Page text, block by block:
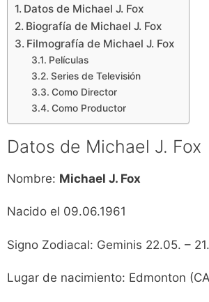
Datos de Michael J. Fox
Biografía de Michael J. Fox
Filmografía de Michael J. Fox
Películas
Series de Televisión
Como Director
Como Productor
Datos de Michael J. Fox
Nombre: Michael J. Fox
Nacido el 09.06.1961
Signo Zodiacal: Geminis 22.05. –
Lugar de nacimiento: Edmonton